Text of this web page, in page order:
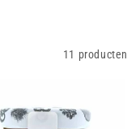
11 producten